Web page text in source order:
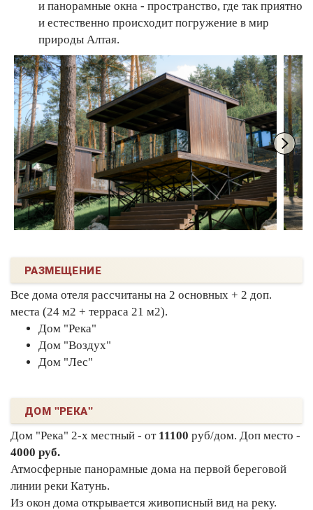
и панорамные окна - пространство, где так приятно
и естественно происходит погружение в мир
природы Алтая.
РАЗМЕЩЕНИЕ
Все дома отеля рассчитаны на 2 основных + 2 доп.
места (24 м2 + терраса 21 м2).
Дом "Река"
Дом "Воздух"
Дом "Лес"
ДОМ "РЕКА"
Дом "Река" 2-х местный - от11100 руб/дом. Доп место -
4000 руб.
Атмосферные панорамные дома на первой береговой
линии реки Катунь.
Из окон дома открывается живописный вид на реку.